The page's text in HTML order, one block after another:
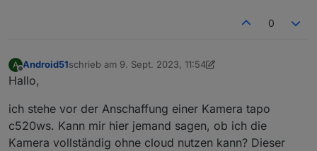
0
A
Offline
Android51schrieb am 9. Sept. 2023, 11:54
zuletzt editiert von Android519. Sept. 2023, 13:55
Hallo,
ich stehe vor der Anschaffung einer Kamera tapo
c520ws. Kann mir hier jemand sagen, ob ich die
Kamera vollständig ohne cloud nutzen kann? Dieser